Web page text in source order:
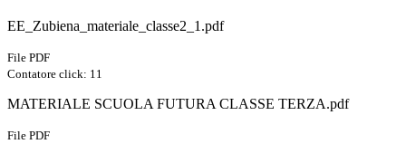
EE_Zubiena_materiale_classe2_1.pdf
File PDF
Contatore click: 11
MATERIALE SCUOLA FUTURA CLASSE TERZA.pdf
File PDF